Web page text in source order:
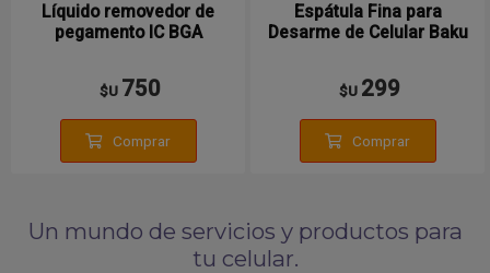
Líquido removedor de
pegamento IC BGA
$U 750
Comprar
Espátula Fina para
Desarme de Celular Baku
$U 299
Comprar
Un mundo de servicios y productos para
tu celular.